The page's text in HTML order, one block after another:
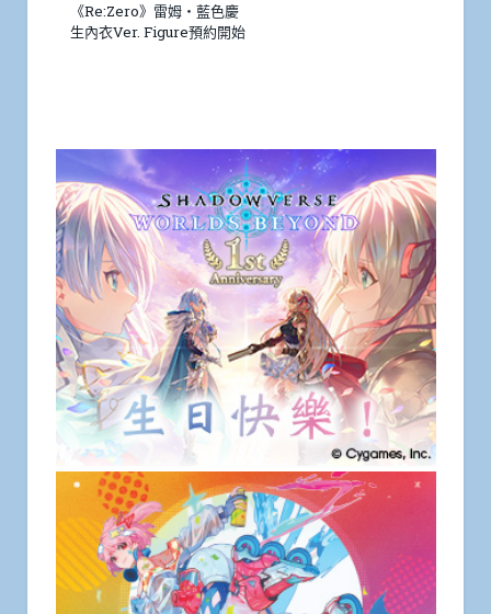
《Re:Zero》雷姆・藍色慶
生內衣Ver. Figure預約開始